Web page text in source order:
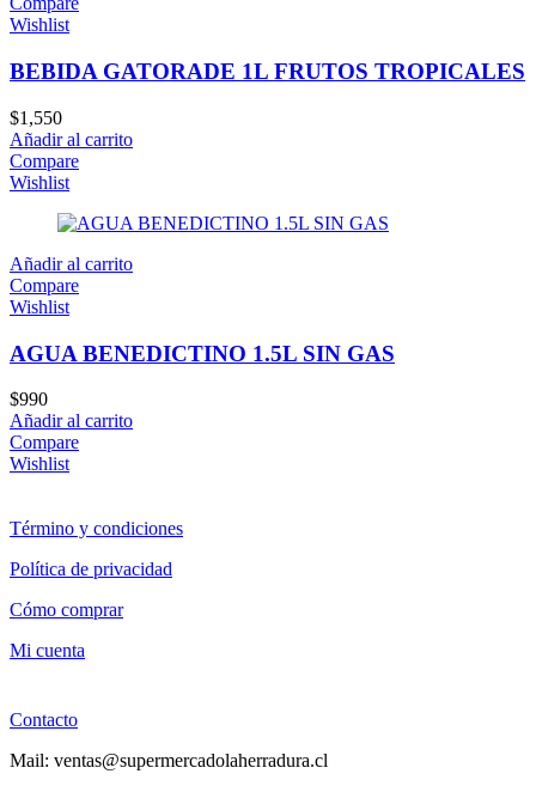
Wishlist
BEBIDA GATORADE 1L FRUTOS TROPICALES
$1,550
Añadir al carrito
Compare
Wishlist
Añadir al carrito
Compare
Wishlist
AGUA BENEDICTINO 1.5L SIN GAS
$990
Añadir al carrito
Compare
Wishlist
Término y condiciones
Política de privacidad
Cómo comprar
Mi cuenta
Contacto
Mail: ventas@supermercadolaherradura.cl